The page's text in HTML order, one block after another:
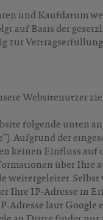
und Kaufdatum
auf Basis der
Websitenutzer
folgende unten
Aufgrund der
keinen Einfluss
über
weitergeleitet.
Ihre IP-Adresse in
Adresse laut Google